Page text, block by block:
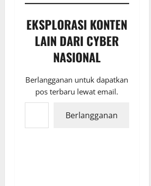
EKSPLORASI KONTEN
LAIN DARI CYBER
NASIONAL
Berlangganan untuk dapatkan
pos terbaru lewat email.
Ketikkan email Anda...
Berlangganan